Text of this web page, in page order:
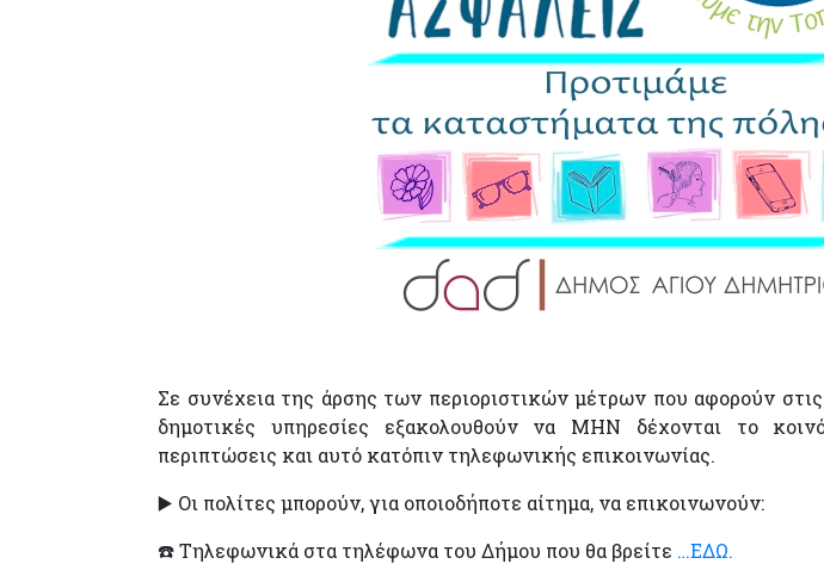
Σε συνέχεια της άρσης των περιοριστικών μέτρων που αφορούν
δημοτικές υπηρεσίες εξακολουθούν να ΜΗΝ δέχονται το
περιπτώσεις και αυτό κατόπιν τηλεφωνικής επικοινωνίας.
▶️ Οι πολίτες μπορούν, για οποιοδήποτε αίτημα, να επικοινωνούν:
☎️Tηλεφωνικά στα τηλέφωνα του Δήμου που θα βρείτε …ΕΔΩ.